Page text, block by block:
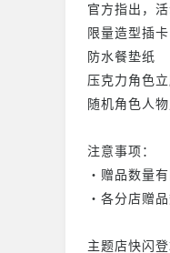
官方指出，
限量造型插卡
防水餐垫纸
压克力角色立
随机角色人
注意事项：
・赠品数量
・各分店赠
主题店快闪